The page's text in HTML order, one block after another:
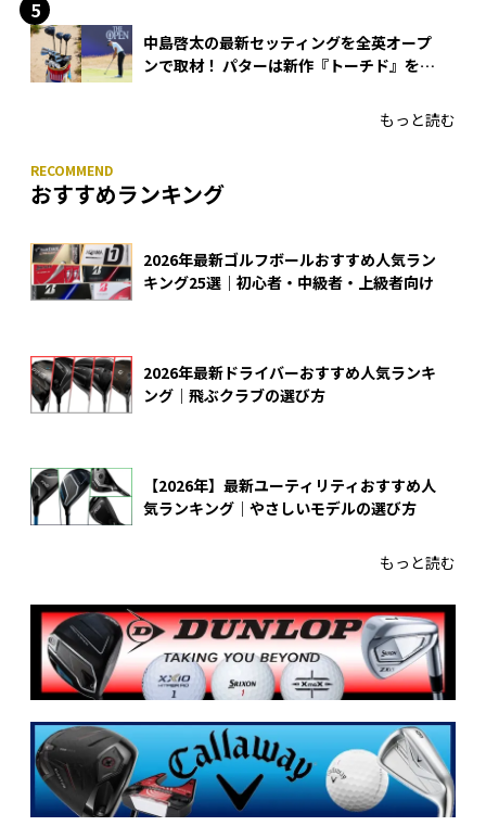
中島啓太の最新セッティングを全英オープ
ンで取材！ パターは新作『トーチド』を投
もっと読む
おすすめランキング
2026年最新ゴルフボールおすすめ人気ラン
キング25選｜初心者・中級者・上級者向け
2026年最新ドライバーおすすめ人気ランキ
ング｜飛ぶクラブの選び方
【2026年】最新ユーティリティおすすめ人
気ランキング｜やさしいモデルの選び方
もっと読む